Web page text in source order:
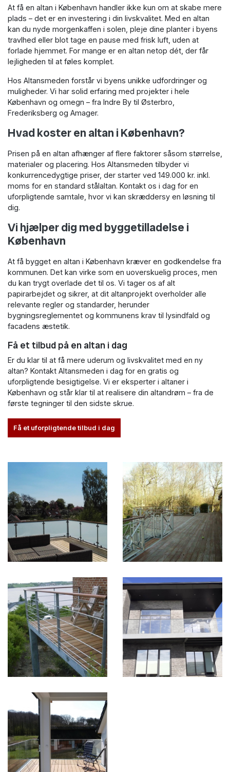
At få en altan i København handler ikke kun om at skabe mere
plads – det er en investering i din livskvalitet. Med en altan
kan du nyde morgenkaffen i solen, pleje dine planter i byens
travlhed eller blot tage en pause med frisk luft, uden at
forlade hjemmet. For mange er en altan netop dét, der får
lejligheden til at føles komplet.
Hos Altansmeden forstår vi byens unikke udfordringer og
muligheder. Vi har solid erfaring med projekter i hele
København og omegn – fra Indre By til Østerbro,
Frederiksberg og Amager.
Hvad koster en altan i København?
Prisen på en altan afhænger af flere faktorer såsom størrelse,
materialer og placering. Hos Altansmeden tilbyder vi
konkurrencedygtige priser, der starter ved 149.000 kr. inkl.
moms for en standard stålaltan. Kontakt os i dag for en
uforpligtende samtale, hvor vi kan skræddersy en løsning til
dig.
Vi hjælper dig med byggetilladelse i
København
At få bygget en altan i København kræver en godkendelse fra
kommunen. Det kan virke som en uoverskuelig proces, men
du kan trygt overlade det til os. Vi tager os af alt
papirarbejdet og sikrer, at dit altanprojekt overholder alle
relevante regler og standarder, herunder
bygningsreglementet og kommunens krav til lysindfald og
facadens æstetik.
Få et tilbud på en altan i dag
Er du klar til at få mere uderum og livskvalitet med en ny
altan? Kontakt Altansmeden i dag for en gratis og
uforpligtende besigtigelse. Vi er eksperter i altaner i
København og står klar til at realisere din altandrøm – fra de
første tegninger til den sidste skrue.
Få et uforpligtende tilbud i dag